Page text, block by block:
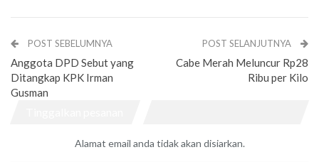
POST SEBELUMNYA
Anggota DPD Sebut yang
Ditangkap KPK Irman
Gusman
POST SELANJUTNYA
Cabe Merah Meluncur Rp28
Ribu per Kilo
Alamat email anda tidak akan disiarkan.